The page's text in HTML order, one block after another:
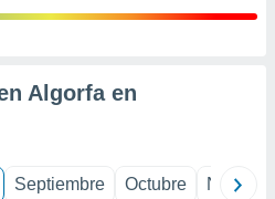
Algorfa en
Septiembre Octubre